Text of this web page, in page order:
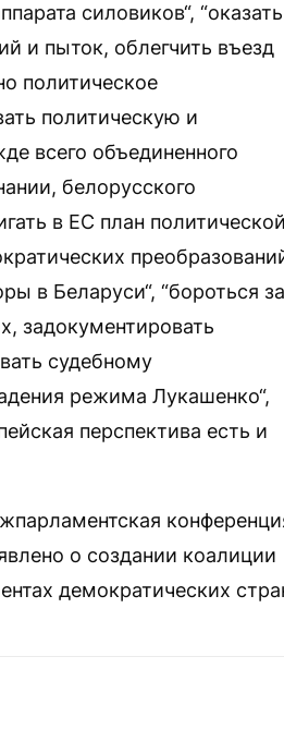
силовиков“, “оказать
и пыток, облегчить въезд
политическое
политическую и
всего объединенного
белорусского
в ЕС план
в Беларуси“, “бороться за
задокументировать
судебному
режима Лукашенко“,
перспектива есть и
о создании коалиции
демократических